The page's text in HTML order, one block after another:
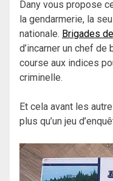
Dany vous propose
la gendarmerie, la
nationale. Brigades
d’incarner un chef de
course aux indices
criminelle.
Et cela avant les
plus qu’un jeu